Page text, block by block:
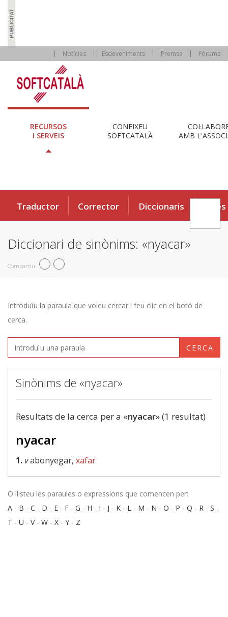
Notícies Esdeveniments Premsa Fòrums
RECURSOS
I SERVEIS
CONEIXEU
SOFTCATALÀ
AMB
Traductor Corrector Diccionaris Eines
Diccionari de sinònims: «nyacar»
Compartiu
Introduïu la paraula que voleu cercar i feu clic en el botó de
cerca.
CERCA
Sinònims de «nyacar»
Resultats de la cerca per a «nyacar» (1 resultat)
nyacar
1.vabonyegar, xafar
O llisteu les paraules o expressions que comencen per:
A - B - C - D - E - F - G - H - I - J - K - L - M - N - O - P - Q - R - S -
T - U - V- W - X - Y - Z